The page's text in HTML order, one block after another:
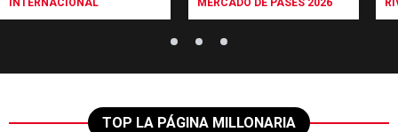
TOP LA PÁGINA MILLONARIA